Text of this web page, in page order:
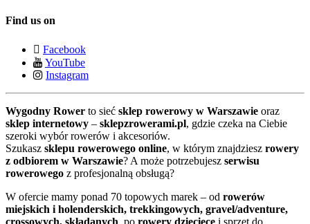
Find us on
Facebook
YouTube
Instagram
Wygodny Rower to sieć sklep rowerowy w Warszawie oraz
sklep internetowy – sklepzrowerami.pl, gdzie czeka na Ciebie
szeroki wybór rowerów i akcesoriów.
Szukasz sklepu rowerowego online, w którym znajdziesz rowery
z odbiorem w Warszawie? A może potrzebujesz serwisu
rowerowego z profesjonalną obsługą?
W ofercie mamy ponad 70 topowych marek – od rowerów
miejskich i holenderskich, trekkingowych, gravel/adventure,